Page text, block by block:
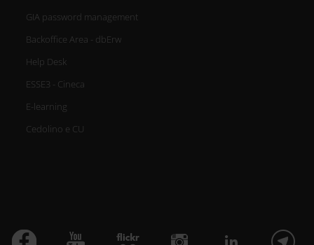
GIA password management
Backoffice Area - dbErw
Help Desk
ESSE3 - Cineca
E-learning
Cedolino e CU